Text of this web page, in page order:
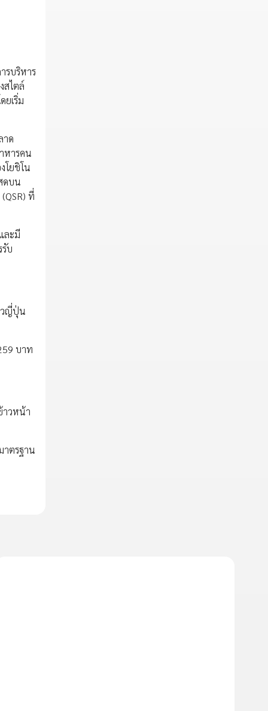
รบริหาร
สไตล์
เริ่ม
าด
หารคน
โยชิโน
ดบน
ที่
ละมี
บ
วญี่ปุ่น
บาท
าวหน้า
าตรฐาน